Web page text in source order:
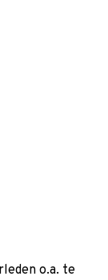
o.a. te